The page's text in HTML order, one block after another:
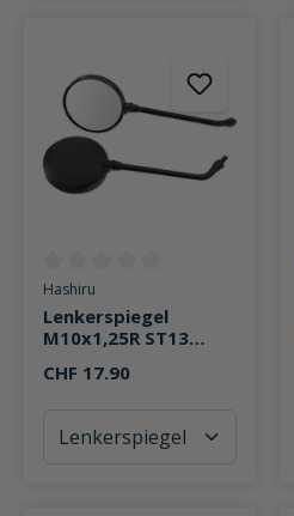
Durchschnittliche Bewertung
Hashiru
Lenkerspiegel
M10x1,25R ST13
CHF 17.90